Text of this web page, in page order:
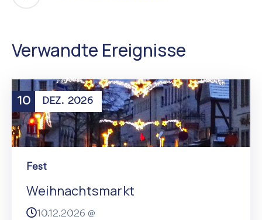
Verwandte Ereignisse
10 DEZ. 2026
Fest
Weihnachtsmarkt
10.12.2026 @